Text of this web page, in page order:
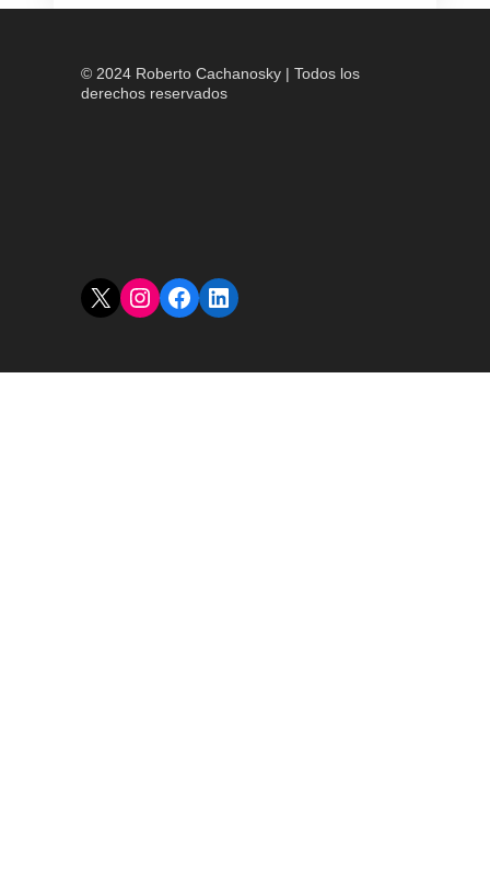
© 2024 Roberto Cachanosky | Todos los
derechos reservados
X Instagram
Facebook
LinkedIn